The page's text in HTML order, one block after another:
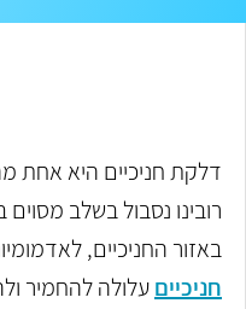
דלקת חניכיים היא אחת
רובינו נסבול בשלב מסוים
באזור החניכיים,
חניכייםעלולה להחמיר